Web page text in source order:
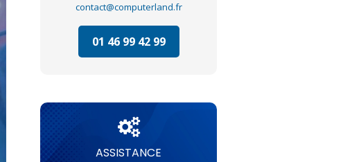
contact@computerland.fr
01 46 99 42 99
ASSISTANCE